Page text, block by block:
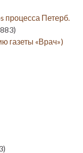
процесса Петерб.
газеты «Врач»)